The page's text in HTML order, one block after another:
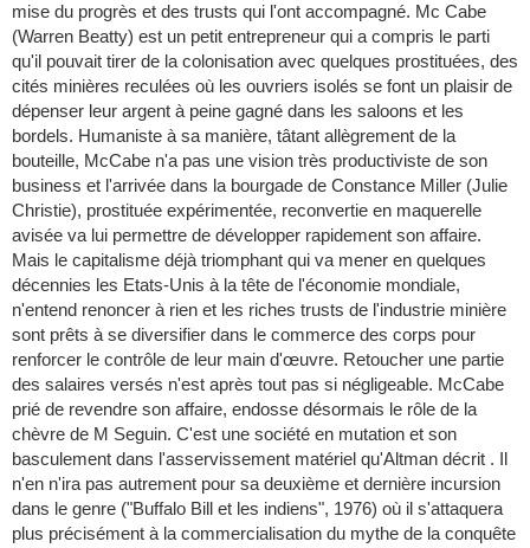
mise du progrès et des trusts qui l'ont accompagné. Mc Cabe
(Warren Beatty) est un petit entrepreneur qui a compris le parti
qu'il pouvait tirer de la colonisation avec quelques prostituées, des
cités minières reculées où les ouvriers isolés se font un plaisir de
dépenser leur argent à peine gagné dans les saloons et les
bordels. Humaniste à sa manière, tâtant allègrement de la
bouteille, McCabe n'a pas une vision très productiviste de son
business et l'arrivée dans la bourgade de Constance Miller (Julie
Christie), prostituée expérimentée, reconvertie en maquerelle
avisée va lui permettre de développer rapidement son affaire.
Mais le capitalisme déjà triomphant qui va mener en quelques
décennies les Etats-Unis à la tête de l'économie mondiale,
n'entend renoncer à rien et les riches trusts de l'industrie minière
sont prêts à se diversifier dans le commerce des corps pour
renforcer le contrôle de leur main d'œuvre. Retoucher une partie
des salaires versés n'est après tout pas si négligeable. McCabe
prié de revendre son affaire, endosse désormais le rôle de la
chèvre de M Seguin. C'est une société en mutation et son
basculement dans l'asservissement matériel qu'Altman décrit . Il
n'en n'ira pas autrement pour sa deuxième et dernière incursion
dans le genre ("Buffalo Bill et les indiens", 1976) où il s'attaquera
plus précisément à la commercialisation du mythe de la conquête